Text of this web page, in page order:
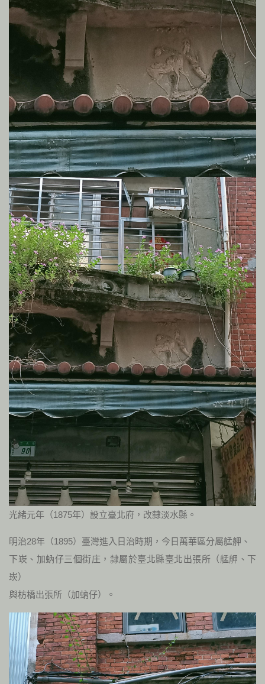
光緒元年（1875年）設立臺北府，改隸淡水縣。
明治28年（1895）臺灣進入日治時期，今日萬華區分屬艋舺、
下崁、加蚋仔三個街庄，隸屬於臺北縣臺北出張所（艋舺、下
崁）
與枋橋出張所（加蚋仔）。